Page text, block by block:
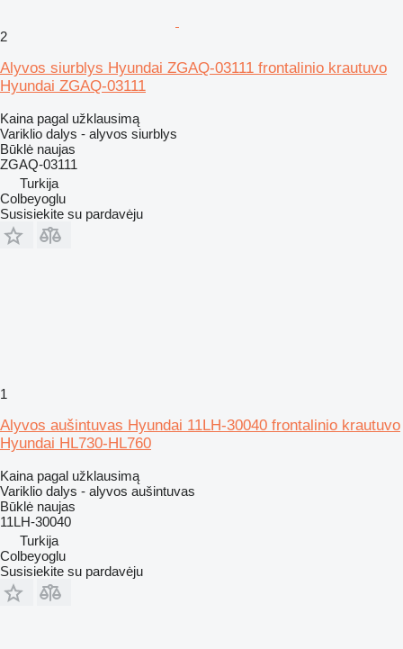
2
Alyvos siurblys Hyundai ZGAQ-03111 frontalinio krautuvo
Hyundai ZGAQ-03111
Kaina pagal užklausimą
Variklio dalys - alyvos siurblys
Būklė naujas
ZGAQ-03111
Turkija
Colbeyoglu
Susisiekite su pardavėju
1
Alyvos aušintuvas Hyundai 11LH-30040 frontalinio krautuvo
Hyundai HL730-HL760
Kaina pagal užklausimą
Variklio dalys - alyvos aušintuvas
Būklė naujas
11LH-30040
Turkija
Colbeyoglu
Susisiekite su pardavėju